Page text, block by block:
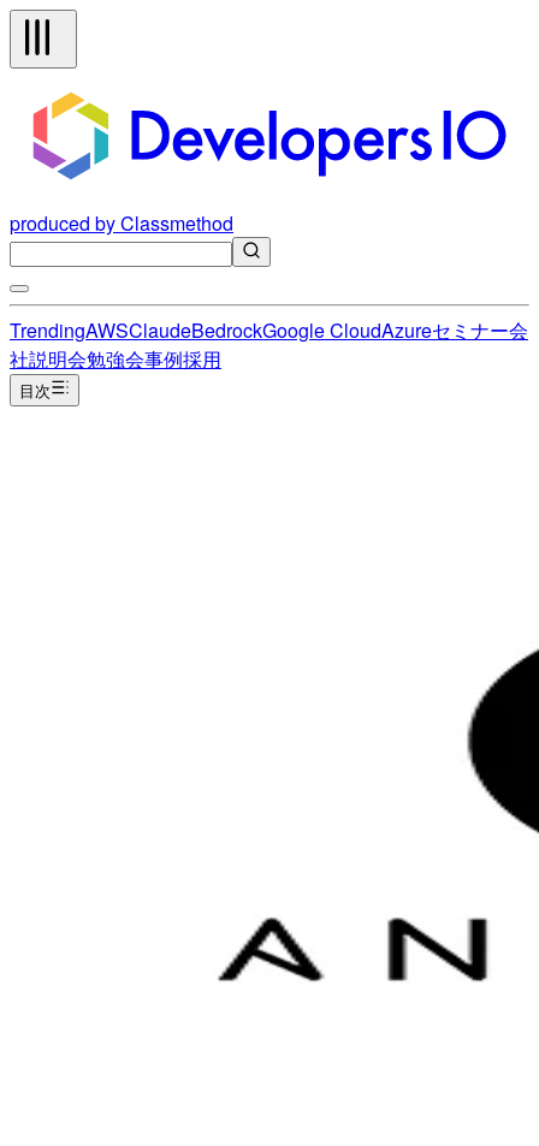
produced by Classmethod
TrendingAWSClaudeBedrockGoogle CloudAzureセミナー会
社説明会勉強会事例採用
目次